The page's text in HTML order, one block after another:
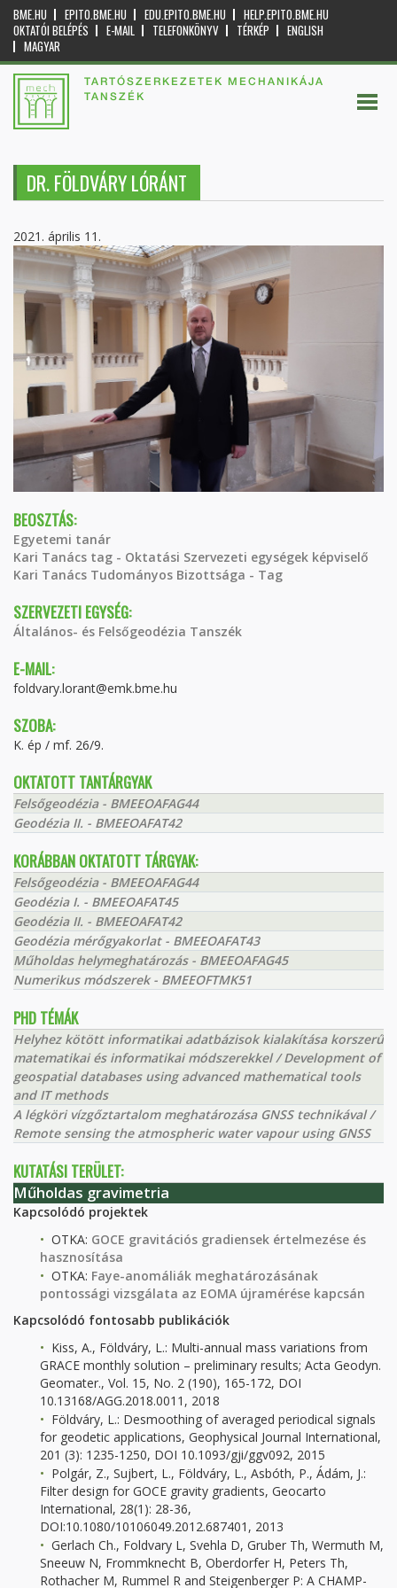
BME.HU EPITO.BME.HU EDU.EPITO.BME.HU
HELP.EPITO.BME.HU
OKTATÓI BELÉPÉS
E-MAIL TELEFONKÖNYV TÉRKÉP
ENGLISH
MAGYAR
TARTÓSZERKEZETEK MECHANIKÁJA
TANSZÉK
DR. FÖLDVÁRY LÓRÁNT
2021. április 11.
BEOSZTÁS:
Egyetemi tanár
Kari Tanács tag - Oktatási Szervezeti egységek képviselő
Kari Tanács Tudományos Bizottsága - Tag
SZERVEZETI EGYSÉG:
Általános- és Felsőgeodézia Tanszék
E-MAIL:
foldvary.lorant@emk.bme.hu
SZOBA:
K. ép / mf. 26/9.
OKTATOTT TANTÁRGYAK
Felsőgeodézia - BMEEOAFAG44
Geodézia II. - BMEEOAFAT42
KORÁBBAN OKTATOTT TÁRGYAK:
Felsőgeodézia - BMEEOAFAG44
Geodézia I. - BMEEOAFAT45
Geodézia II. - BMEEOAFAT42
Geodézia mérőgyakorlat - BMEEOAFAT43
Műholdas helymeghatározás - BMEEOAFAG45
Numerikus módszerek - BMEEOFTMK51
PHD TÉMÁK
Helyhez kötött informatikai adatbázisok kialakítása korszerű
matematikai és informatikai módszerekkel / Development of
geospatial databases using advanced mathematical tools
and IT methods
A légköri vízgőztartalom meghatározása GNSS technikával /
Remote sensing the atmospheric water vapour using GNSS
KUTATÁSI TERÜLET:
Műholdas gravimetria
Kapcsolódó projektek
OTKA: GOCE gravitációs gradiensek értelmezése és
hasznosítása
OTKA: Faye-anomáliák meghatározásának
pontossági vizsgálata az EOMA újramérése kapcsán
Kapcsolódó fontosabb publikációk
Kiss, A., Földváry, L.: Multi-annual mass variations from
GRACE monthly solution – preliminary results; Acta Geodyn.
Geomater., Vol. 15, No. 2 (190), 165-172, DOI
10.13168/AGG.2018.0011, 2018
Földváry, L.: Desmoothing of averaged periodical signals
for geodetic applications, Geophysical Journal International,
201 (3): 1235-1250, DOI 10.1093/gji/ggv092, 2015
Polgár, Z., Sujbert, L., Földváry, L., Asbóth, P., Ádám, J.:
Filter design for GOCE gravity gradients, Geocarto
International, 28(1): 28-36,
DOI:10.1080/10106049.2012.687401, 2013
Gerlach Ch., Foldvary L, Svehla D, Gruber Th, Wermuth M,
Sneeuw N, Frommknecht B, Oberdorfer H, Peters Th,
Rothacher M, Rummel R and Steigenberger P: A CHAMP-